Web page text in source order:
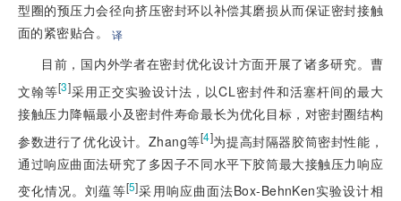
型圈的预压力会径向挤压密封环以补偿其磨损从而保证密封接触
面的紧密贴合。
译
目前，国内外学者在密封优化设计方面开展了诸多研究。曹
文翰等[3]采用正交实验设计法，以CL密封件和活塞杆间的最大
接触压力降幅最小及密封件寿命最长为优化目标，对密封圈结构
参数进行了优化设计。Zhang等[4]为提高封隔器胶筒密封性能，
通过响应曲面法研究了多因子不同水平下胶筒最大接触压力响应
变化情况。刘蕴等[5]采用响应曲面法Box-BehnKen实验设计相